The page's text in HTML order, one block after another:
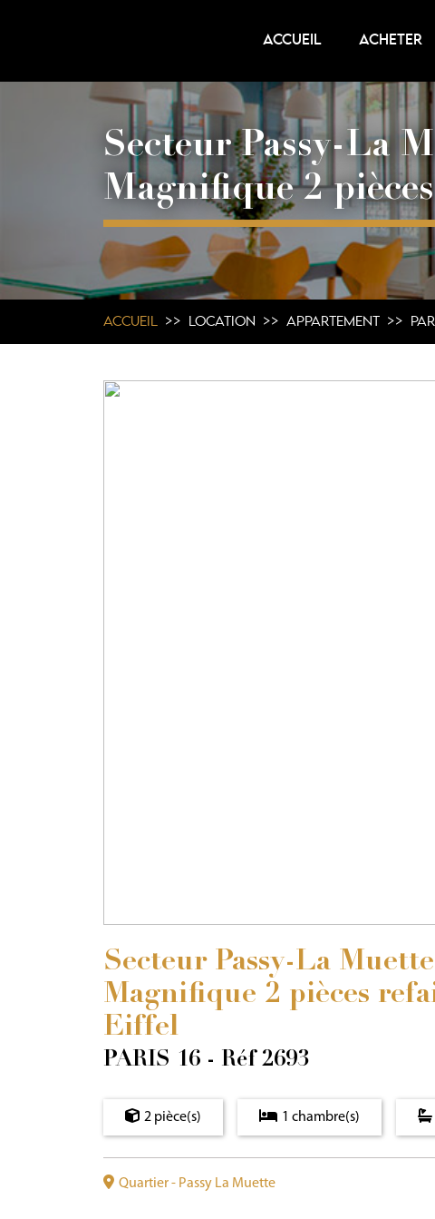
ACCUEIL ACHETER
Secteur Passy-La
Magnifique 2
ACCUEIL LOCATION APPARTEMENT
Secteur Passy-La
Magnifique 2 pièces
Eiffel
PARIS 16 - Réf 2693
2 pièce(s) 1 chambre(s)
Quartier - Passy La Muette